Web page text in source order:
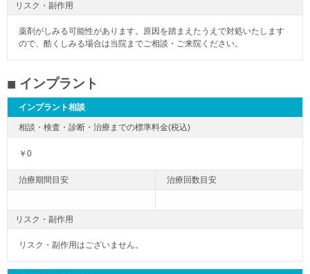
リスク・副作用
薬剤がしみる可能性があります。原因を踏まえたうえで対処いたします
ので、酷くしみる場合は当院までご相談・ご来院ください。
インプラント
インプラント相談
￥0
リスク・副作用
リスク・副作用はございません。